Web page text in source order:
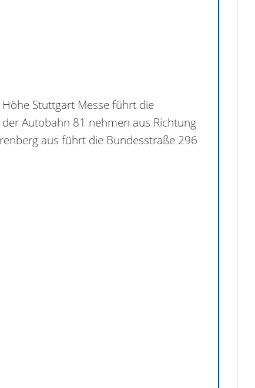
Stuttgart Messe führt die
Autobahn 81 nehmen aus Richtung
aus führt die Bundesstraße 296